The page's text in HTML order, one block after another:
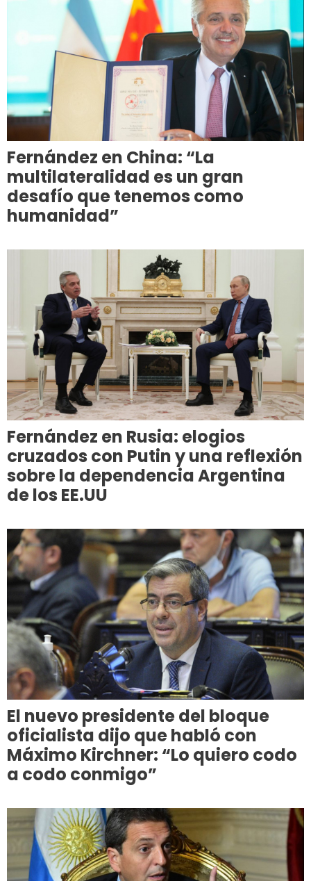
Fernández en China: “La
multilateralidad es un gran
desafío que tenemos como
humanidad”
Fernández en Rusia: elogios
cruzados con Putin y una reflexión
sobre la dependencia Argentina
de los EE.UU
El nuevo presidente del bloque
oficialista dijo que habló con
Máximo Kirchner: “Lo quiero codo
a codo conmigo”